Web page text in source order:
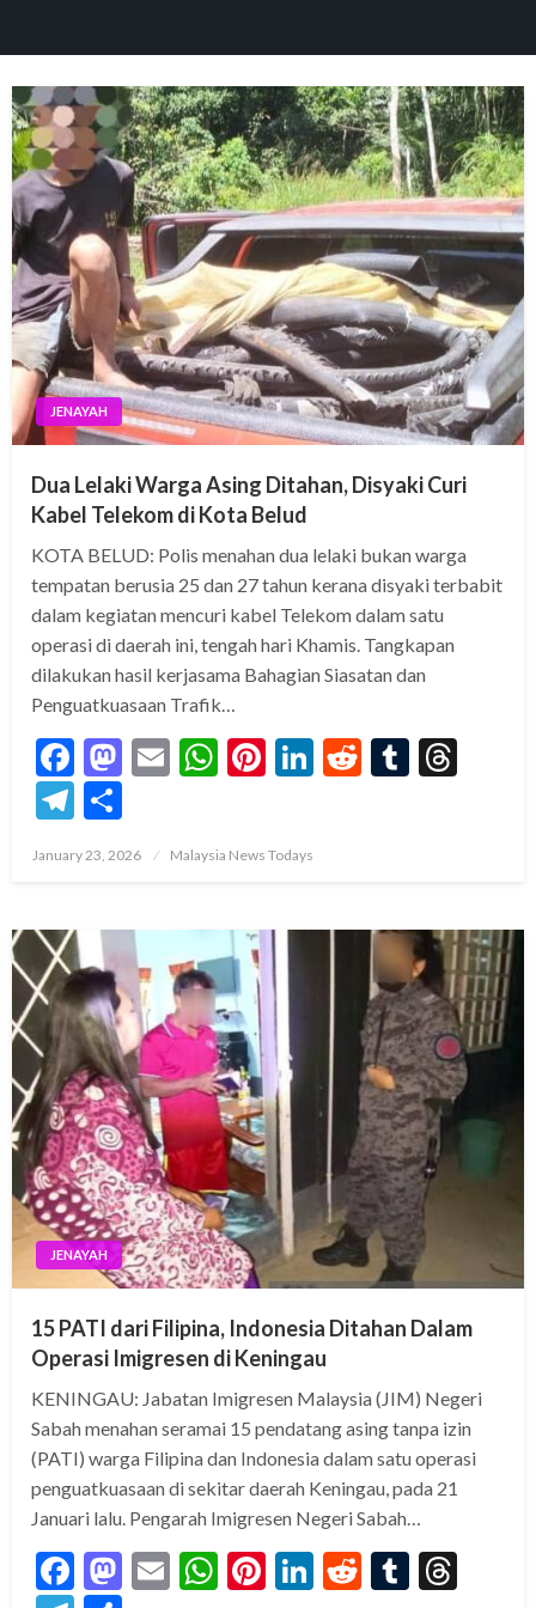
JENAYAH
Dua Lelaki Warga Asing Ditahan, Disyaki Curi
Kabel Telekom di Kota Belud
KOTA BELUD: Polis menahan dua lelaki bukan warga
tempatan berusia 25 dan 27 tahun kerana disyaki terbabit
dalam kegiatan mencuri kabel Telekom dalam satu
operasi di daerah ini, tengah hari Khamis. Tangkapan
dilakukan hasil kerjasama Bahagian Siasatan dan
Penguatkuasaan Trafik…
Facebook
Mastodon
EmailWhatsApp
Pinterest
LinkedIn
RedditTumblr
Telegram
Posted
January 23, 2026 Malaysia News Todays
JENAYAH
15 PATI dari Filipina, Indonesia Ditahan Dalam
Operasi Imigresen di Keningau
KENINGAU: Jabatan Imigresen Malaysia (JIM) Negeri
Sabah menahan seramai 15 pendatang asing tanpa izin
(PATI) warga Filipina dan Indonesia dalam satu operasi
penguatkuasaan di sekitar daerah Keningau, pada 21
Januari lalu. Pengarah Imigresen Negeri Sabah…
Facebook
Mastodon
EmailWhatsApp
Pinterest
LinkedIn
RedditTumblr